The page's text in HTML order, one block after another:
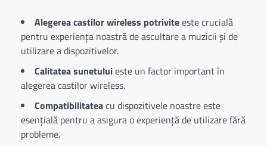
Alegerea castilor wireless potriviteeste crucială
pentru experiența noastră de ascultare a muzicii și de
utilizare a dispozitivelor.
Calitatea sunetuluieste un factor important în
alegerea castilor wireless.
Compatibilitateacu dispozitivele noastre este
esențială pentru a asigura o experiență de utilizare fără
probleme.